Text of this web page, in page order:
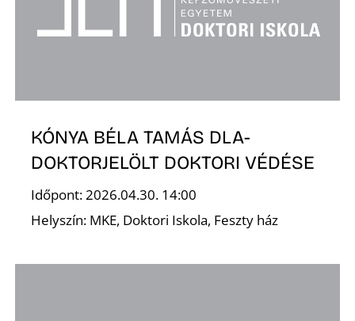
KÓNYA BÉLA TAMÁS DLA-
DOKTORJELÖLT DOKTORI VÉDÉSE
Időpont: 2026.04.30. 14:00
Helyszín: MKE, Doktori Iskola, Feszty ház